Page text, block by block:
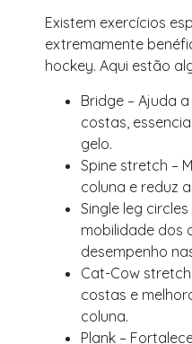
Existem exercícios
extremamente
hockey. Aqui estão
Bridge – Ajuda
costas,
gelo.
Spine stretch –
coluna e reduz
Single leg
mobilidade dos
desempenho
Cat-Cow
costas e
coluna.
Plank –